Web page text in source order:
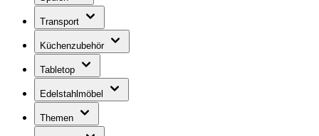
Transport
Küchenzubehör
Tabletop
Edelstahlmöbel
Themen